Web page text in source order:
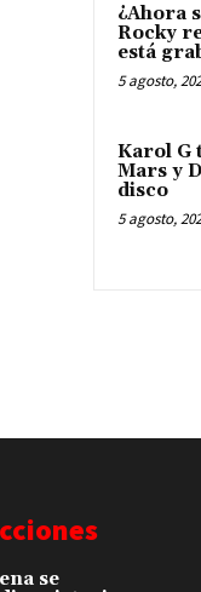
¿Ahora
Rocky
está
5 agosto,
Karol G
Mars y
disco
5 agosto,
se